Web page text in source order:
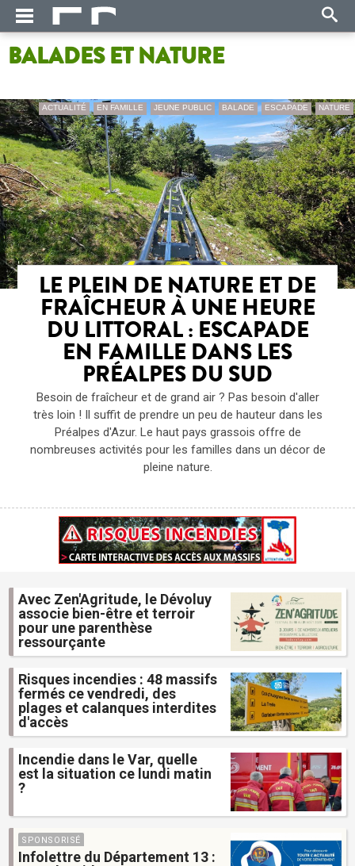
BALADES ET NATURE
ACTUALITÉ EN FAMILLE JEUNE PUBLIC BALADE ESCAPADE NATURE
LE PLEIN DE NATURE ET DE
FRAÎCHEUR À UNE HEURE
DU LITTORAL : ESCAPADE
EN FAMILLE DANS LES
PRÉALPES DU SUD
Besoin de fraîcheur et de grand air ? Pas besoin d'aller
très loin ! Il suffit de prendre un peu de hauteur dans les
Préalpes d'Azur. Le haut pays grassois offre de
nombreuses activités pour les familles dans un décor de
pleine nature.
Avec Zen'Agritude, le Dévoluy
associe bien-être et terroir
pour une parenthèse
ressourçante
Risques incendies : 48 massifs
fermés ce vendredi, des
plages et calanques interdites
d'accès
Incendie dans le Var, quelle
est la situation ce lundi matin
?
SPONSORISÉ
Infolettre du Département 13 :